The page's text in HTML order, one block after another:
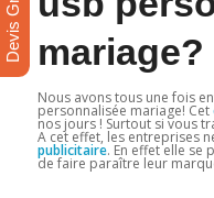
mariage?
Nous avons tous une fois
personnalisée mariage! Cet
nos jours ! Surtout si vous
A cet effet, les entreprises
publicitaire. En effet elle se
de faire paraître leur